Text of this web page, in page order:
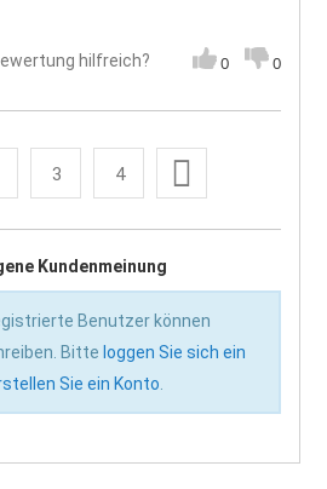
hilfreich? 0 0
die Seite
Seite
3 Seite
4
Kundenmeinung
Benutzer können
Bitte loggen Sie sich ein
Sie ein Konto.